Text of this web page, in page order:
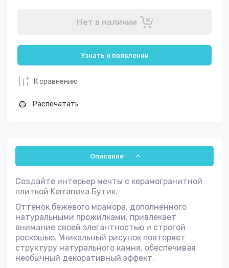
Нет в наличии
Узнать о появлении
К сравнению
Распечатать
Описание
Создайте интерьер мечты с керамогранитной
плиткой Kerranova Бутик.
Оттенок бежевого мрамора, дополненного
натуральными прожилками, привлекает
внимание своей элегантностью и строгой
роскошью. Уникальный рисунок повторяет
структуру натурального камня, обеспечивая
необычный декоративный эффект.